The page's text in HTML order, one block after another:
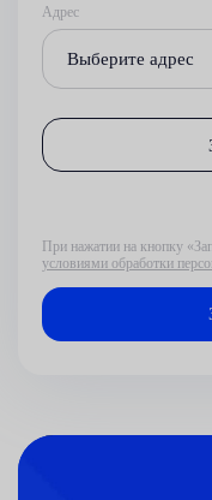
Адрес
Выберите адрес
При нажатии на кнопку
условиями обработки